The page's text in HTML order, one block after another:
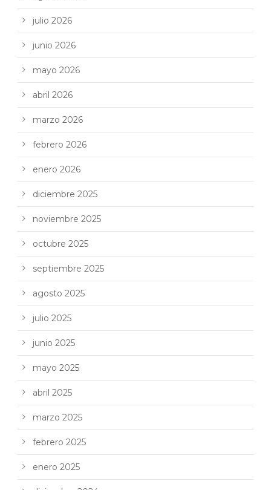
julio 2026
junio 2026
mayo 2026
abril 2026
marzo 2026
febrero 2026
enero 2026
diciembre 2025
noviembre 2025
octubre 2025
septiembre 2025
agosto 2025
julio 2025
junio 2025
mayo 2025
abril 2025
marzo 2025
febrero 2025
enero 2025